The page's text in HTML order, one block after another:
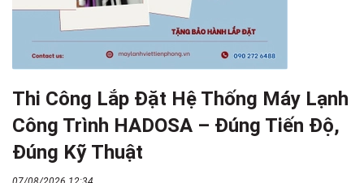
Thi Công Lắp Đặt Hệ Thống Máy Lạnh
Công Trình HADOSA – Đúng Tiến Độ,
Đúng Kỹ Thuật